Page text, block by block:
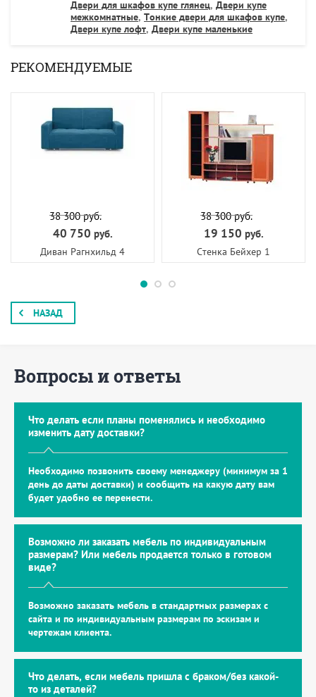
Двери для шкафов купе глянец, Двери купе
межкомнатные, Тонкие двери для шкафов купе,
Двери купе лофт, Двери купе маленькие
РЕКОМЕНДУЕМЫЕ
38 300руб.
40 750 руб.
Диван Рагнхильд 4
38 300руб.
19 150 руб.
Cтенка Бейхер 1
НАЗАД
Вопросы и ответы
Что делать если планы поменялись и необходимо
изменить дату доставки?
Необходимо позвонить своему менеджеру (минимум за 1
день до даты доставки) и сообщить на какую дату вам
будет удобно ее перенести.
Возможно ли заказать мебель по индивидуальным
размерам? Или мебель продается только в готовом
виде?
Возможно заказать мебель в стандартных размерах с
сайта и по индивидуальным размерам по эскизам и
чертежам клиента.
Что делать, если мебель пришла с браком/без какой-
то из деталей?